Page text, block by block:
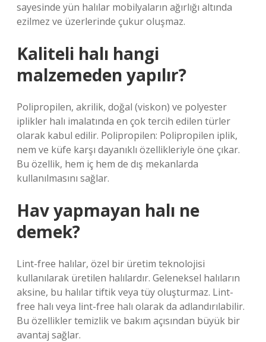
sayesinde yün halılar mobilyaların ağırlığı altında
ezilmez ve üzerlerinde çukur oluşmaz.
Kaliteli halı hangi
malzemeden yapılır?
Polipropilen, akrilik, doğal (viskon) ve polyester
iplikler halı imalatında en çok tercih edilen türler
olarak kabul edilir. Polipropilen: Polipropilen iplik,
nem ve küfe karşı dayanıklı özellikleriyle öne çıkar.
Bu özellik, hem iç hem de dış mekanlarda
kullanılmasını sağlar.
Hav yapmayan halı ne
demek?
Lint-free halılar, özel bir üretim teknolojisi
kullanılarak üretilen halılardır. Geleneksel halıların
aksine, bu halılar tiftik veya tüy oluşturmaz. Lint-
free halı veya lint-free halı olarak da adlandırılabilir.
Bu özellikler temizlik ve bakım açısından büyük bir
avantaj sağlar.